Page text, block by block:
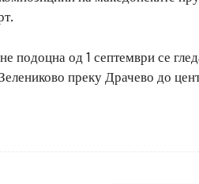
подоцна од 1 септември се
преку Драчево до